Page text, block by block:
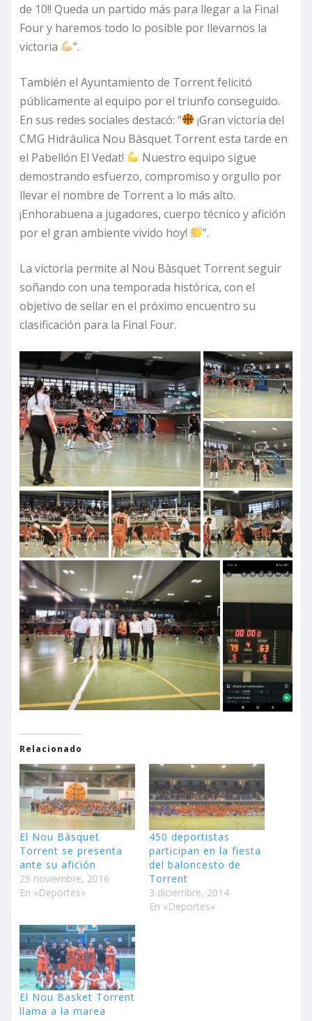
de 10!! Queda un partido más para llegar a la Final
Four y haremos todo lo posible por llevarnos la
victoria
”.
También el Ayuntamiento de Torrent felicitó
públicamente al equipo por el triunfo conseguido.
En sus redes sociales destacó: “
¡Gran victoria del
CMG Hidráulica Nou Bàsquet Torrent esta tarde en
el Pabellón El Vedat!
Nuestro equipo sigue
demostrando esfuerzo, compromiso y orgullo por
llevar el nombre de Torrent a lo más alto.
¡Enhorabuena a jugadores, cuerpo técnico y afición
por el gran ambiente vivido hoy!
”.
La victoria permite al Nou Bàsquet Torrent seguir
soñando con una temporada histórica, con el
objetivo de sellar en el próximo encuentro su
clasificación para la Final Four.
Relacionado
El Nou Bàsquet
Torrent se presenta
ante su afición
29 noviembre, 2016
En «Deportes»
450 deportistas
participan en la fiesta
del baloncesto de
Torrent
3 diciembre, 2014
En «Deportes»
El Nou Basket Torrent
llama a la marea